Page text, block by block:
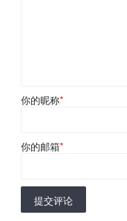
你的昵称*
你的邮箱*
提交评论